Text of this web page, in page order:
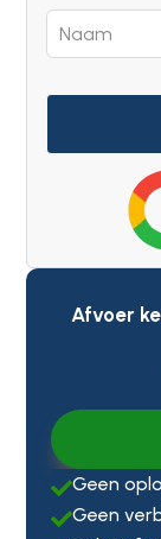
Afvoer
Geen
Geen